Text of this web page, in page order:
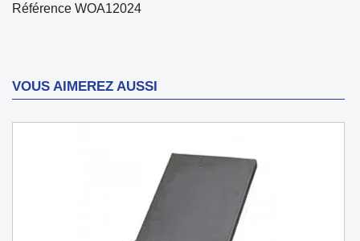
Référence WOA12024
VOUS AIMEREZ AUSSI